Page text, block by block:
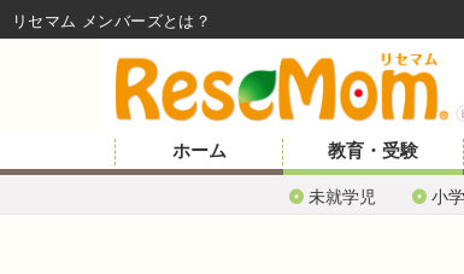
ホーム 教育・受験
未就学児 小
リセマム メンバーズ